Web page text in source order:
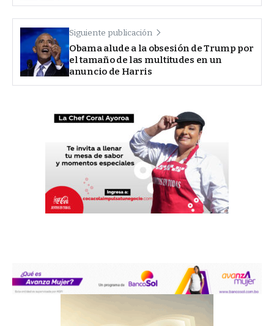
Siguiente publicación
Obama alude a la obsesión de Trump por
el tamaño de las multitudes en un
anuncio de Harris